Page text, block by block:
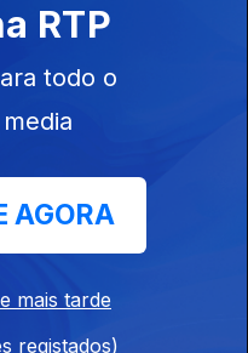
08 ago. 2024
Mwana Áfrika,
Ep. 13
01 ago. 2024
Amadu Dafé,
RTP
todo o
AGORA
mais tarde
registados)